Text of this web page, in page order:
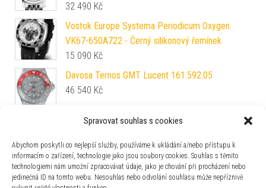
Spravovat souhlas s cookies
Abychom poskytli co nejlepší služby, používáme k ukládání a/nebo přístupu k
informacím o zařízení, technologie jako jsou soubory cookies. Souhlas s těmito
technologiemi nám umožní zpracovávat údaje, jako je chování při procházení nebo
jedinečná ID na tomto webu. Nesouhlas nebo odvolání souhlasu může nepříznivě
32 490 Kč
Vostok Europe Systema Periodicum Oxygen
VK67-650A722 - Černý silikonový řemínek
15 090 Kč
Davosa Ternos GMT Lucent 161.592.05
46 540 Kč
EDOX CO-1 Quartz Chronograph 10242-TINM-
51 250Kč
Nivada Grenchen Chronoking Mecaquartz - Inter.